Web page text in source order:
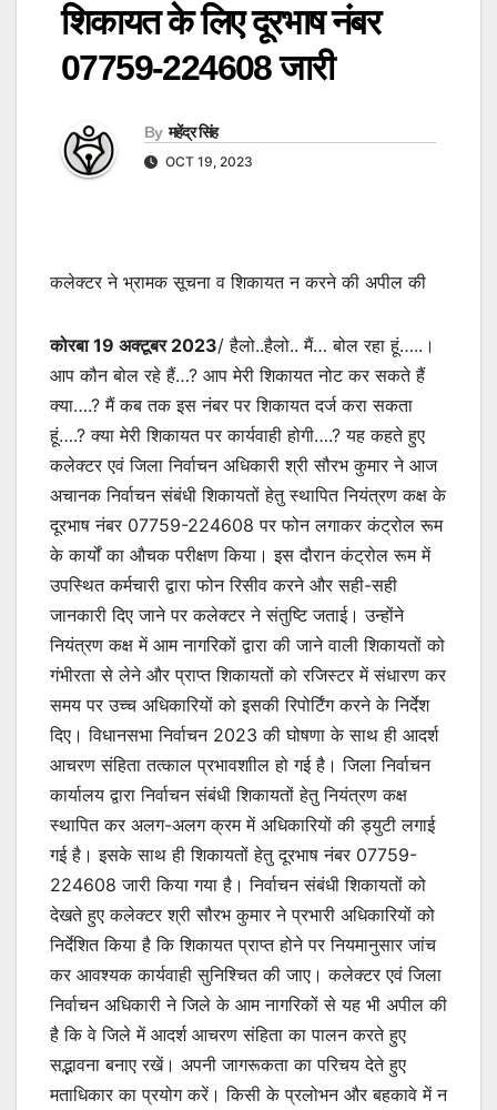
शिकायत के लिए दूरभाष नंबर
07759-224608 जारी
By महेंद्र सिंह
OCT 19, 2023
कलेक्टर ने भ्रामक सूचना व शिकायत न करने की अपील की
कोरबा 19 अक्टूबर 2023/ हैलो..हैलो.. मैं… बोल रहा हूं…..।
आप कौन बोल रहे हैं…? आप मेरी शिकायत नोट कर सकते हैं
क्या….? मैं कब तक इस नंबर पर शिकायत दर्ज करा सकता
हूं….? क्या मेरी शिकायत पर कार्यवाही होगी….? यह कहते हुए
कलेक्टर एवं जिला निर्वाचन अधिकारी श्री सौरभ कुमार ने आज
अचानक निर्वाचन संबंधी शिकायतों हेतु स्थापित नियंत्रण कक्ष के
दूरभाष नंबर 07759-224608 पर फोन लगाकर कंट्रोल रूम
के कार्यों का औचक परीक्षण किया। इस दौरान कंट्रोल रूम में
उपस्थित कर्मचारी द्वारा फोन रिसीव करने और सही-सही
जानकारी दिए जाने पर कलेक्टर ने संतुष्टि जताई। उन्होंने
नियंत्रण कक्ष में आम नागरिकों द्वारा की जाने वाली शिकायतों को
गंभीरता से लेने और प्राप्त शिकायतों को रजिस्टर में संधारण कर
समय पर उच्च अधिकारियों को इसकी रिपोर्टिंग करने के निर्देश
दिए। विधानसभा निर्वाचन 2023 की घोषणा के साथ ही आदर्श
आचरण संहिता तत्काल प्रभावशाील हो गई है। जिला निर्वाचन
कार्यालय द्वारा निर्वाचन संबंधी शिकायतों हेतु नियंत्रण कक्ष
स्थापित कर अलग-अलग क्रम में अधिकारियों की ड्युटी लगाई
गई है। इसके साथ ही शिकायतों हेतु दूरभाष नंबर 07759-
224608 जारी किया गया है। निर्वाचन संबंधी शिकायतों को
देखते हुए कलेक्टर श्री सौरभ कुमार ने प्रभारी अधिकारियों को
निर्देशित किया है कि शिकायत प्राप्त होने पर नियमानुसार जांच
कर आवश्यक कार्यवाही सुनिश्चित की जाए। कलेक्टर एवं जिला
निर्वाचन अधिकारी ने जिले के आम नागरिकों से यह भी अपील की
है कि वे जिले में आदर्श आचरण संहिता का पालन करते हुए
सद्भावना बनाए रखें। अपनी जागरूकता का परिचय देते हुए
मताधिकार का प्रयोग करें। किसी के प्रलोभन और बहकावे में न